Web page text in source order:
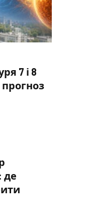
7 і 8
де